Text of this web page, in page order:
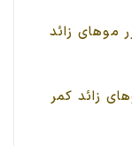
موهای زائد
زائد کمر